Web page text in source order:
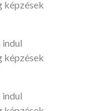
képzések
indul
képzések
indul